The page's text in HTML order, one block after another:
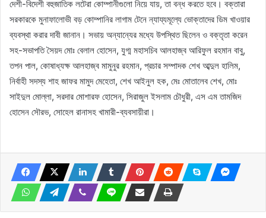
দেশী-বিদেশী বহুজাতিক লটেরা কোম্পানীগুলো নিয়ে যায়, তা বন্ধ করতে হবে। বক্তারা
সরকারকে মুনাফালোভী বড় কোম্পানির লাগাম টেনে ন্যায্যমূল্যে ভোক্তাদের ডিম খাওয়ার
ব্যবস্থা করার দাবী জানান। সভায় অন্যান্যের মধ্যে উপস্থিত ছিলেন ও বক্তৃতা করেন
সহ-সভাপতি সৈয়দ মোঃ বেলাল হোসেন, যুগ্ম মহাসচিব আলহাজ্ব আরিফুল রহমান বাবু,
তপন পাল, কোষাধ্যক্ষ আলহাজ্ব মামুনুর রহমান, প্রচার সম্পাদক শেখ আব্দুল হালিম,
নির্বাহী সদস্য শাহ জাফর মামুদ মেহেতা, শেখ আইনুল হক, মেঃ মোতালেব শেখ, মোঃ
সাইদুল মোল্লা, সরদার মোশারফ হোসেন, সিরাজুল ইসলাম চৌধুরী, এস এম তামজিদ
হোসেন সৌরভ, সোহেল রানাসহ খামারী-ব্যবসায়ীরা।